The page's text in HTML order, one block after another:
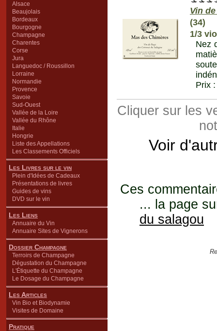
Alsace
Beaujolais
Bordeaux
Bourgogne
Champagne
Charentes
Corse
Jura
Languedoc / Roussillon
Lorraine
Normandie
Provence
Savoie
Sud-Ouest
Vallée de la Loire
Vallée du Rhône
Italie
Hongrie
Liste des Appellations
Les Classements Officiels
Les Livres sur le vin
Plein d'Idées de Cadeaux
Présentations de livres
Guides de vins
DVD sur le vin
Les Liens
Annuaire du Vin
Annuaire Sites de Vignerons
Dossier Champagne
Terroirs de Champagne
Dégustation du Champagne
L'Étiquette du Champagne
Le Dosage du Champagne
Les Articles
Vin Bio et Biodynamie
Visites de Domaine
Pratique
Vin
(34)
1/3
Nez
Prix
Cliquer sur les
Voir
Ces
... la page
du salagou